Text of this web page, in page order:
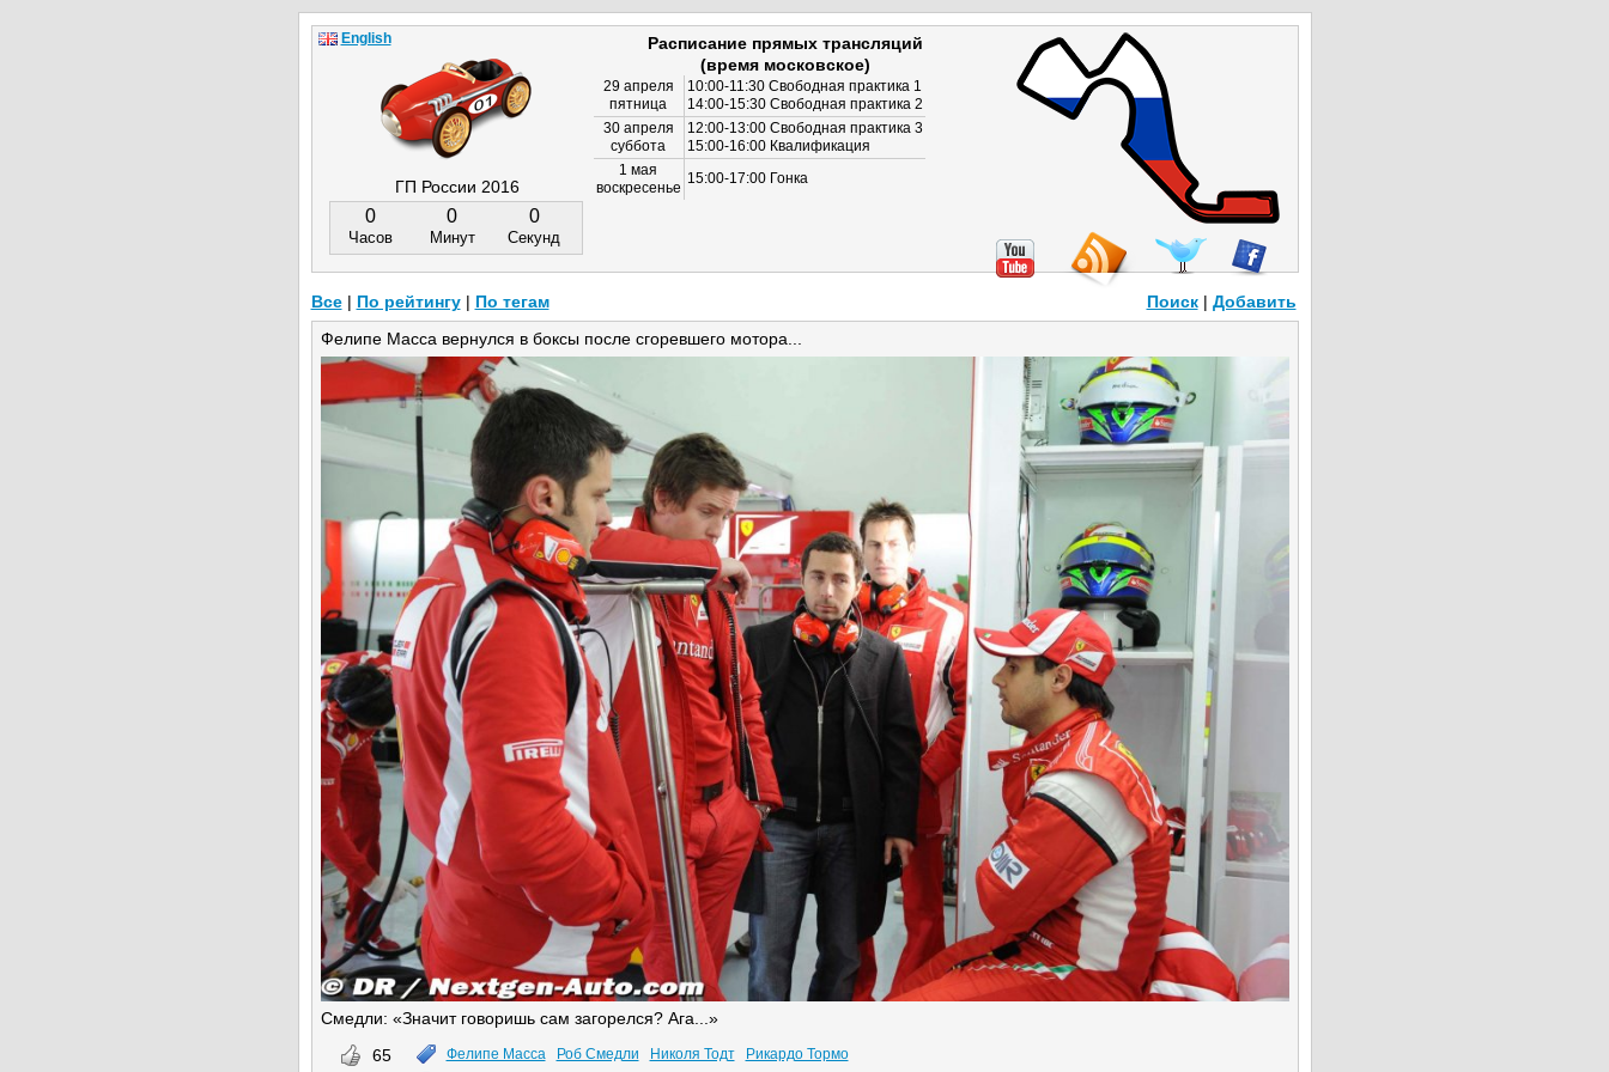
Фелипе Масса вернулся в боксы после сгоревшего мотора...
Смедли: «Значит говоришь сам загорелся? Ага...»
65
Фелипе Масса Роб Смедли Николя Тодт
Рикардо Тормо
ГП России 2016
0
Часов
0
Минут
0
Секунд
Расписание прямых трансляций
(время московское)
29 апреля
пятница
10:00-11:30 Свободная практика 1
14:00-15:30 Свободная практика 2
30 апреля
суббота
12:00-13:00 Свободная практика 3
15:00-16:00 Квалификация
1 мая
воскресенье
15:00-17:00 Гонка
English
Все| По рейтингу| По тегам Добавить
Поиск|